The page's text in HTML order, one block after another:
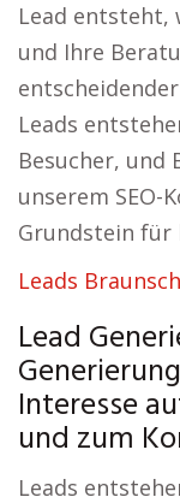
Lead entsteht,
und Ihre
Leads
Besucher, und
unserem SEO-
Grundstein für
Leads
Lead
Interesse
und zum
Leads